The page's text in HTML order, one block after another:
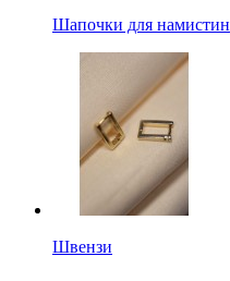
Шапочки для намистин
Швензи